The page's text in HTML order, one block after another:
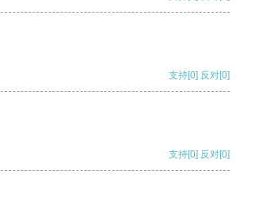
支持[0] 反对[0]
支持[0] 反对[0]